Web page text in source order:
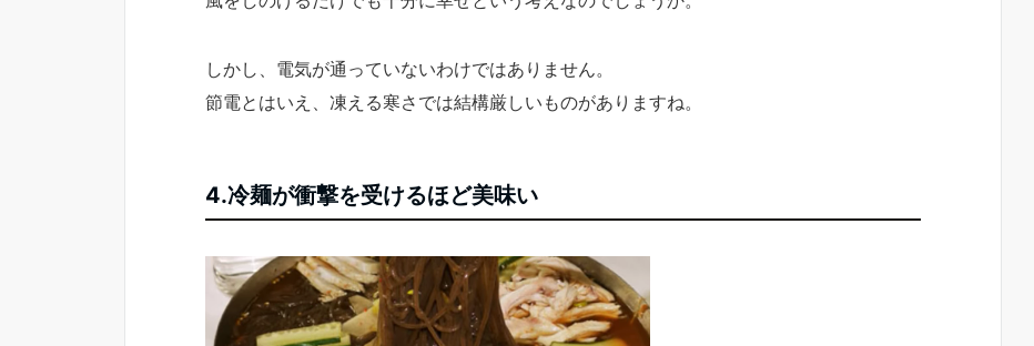
しかし、電気が通っていないわけではありません。
節電とはいえ、凍える寒さでは結構厳しいものがありますね。
4.冷麺が衝撃を受けるほど美味い